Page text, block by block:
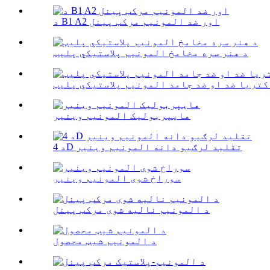
د B1 A2 اور ضد المونیم مرکب پینل
د هنر سره مخامخ المونیم پلاستيکي پلیټ
ضد او ضد جامد المونیم پلاستيکي پلیټ
هایپربولیک المونیم وینیر
د 4D تقلید لرګیو دانه المونیم وینیر
سوراخ شوی المونیم وینیر
د المونیم نالیه شوی مرکب پینل
د المونیم شیټ محصول